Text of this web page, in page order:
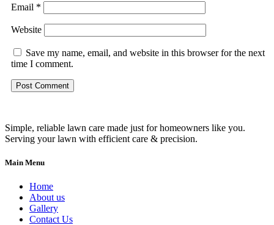
Email *
Website
Save my name, email, and website in this browser for the next
time I comment.
Simple, reliable lawn care made just for homeowners like you.
Serving your lawn with efficient care & precision.
Main Menu
Home
About us
Gallery
Contact Us